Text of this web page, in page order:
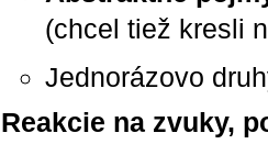
(chcel tiež kresli
Jednorázovo
Reakcie na zvuky,